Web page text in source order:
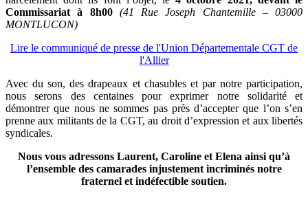
Commissariat à 8h00
(41 Rue Joseph Chantemille – 03000
MONTLUCON)
Lire le communiqué de presse de l'Union Départementale CGT de
l'Allier
Avec du son, des drapeaux et chasubles et par notre participation,
nous serons des centaines pour exprimer notre solidarité et
démontrer que nous ne sommes pas près d’accepter que l’on s’en
prenne aux militants de la CGT, au droit d’expression et aux libertés
syndicales.
Nous vous adressons Laurent, Caroline et Elena ainsi qu’à
l’ensemble des camarades injustement incriminés notre
fraternel et indéfectible soutien.